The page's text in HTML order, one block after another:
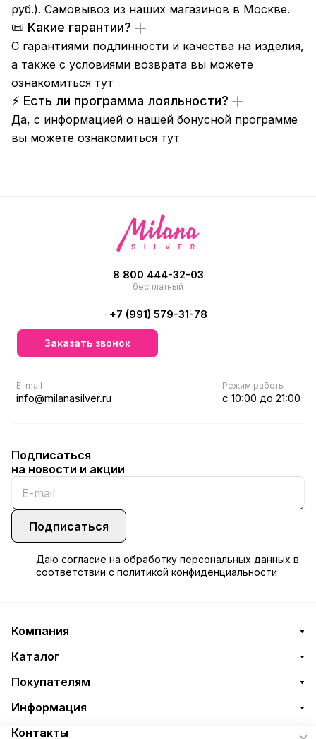
руб.). Самовывоз из наших магазинов в Москве.
📜 Какие гарантии?
С гарантиями подлинности и качества на изделия,
а также с условиями возврата вы можете
ознакомиться тут
⚡ Есть ли программа лояльности?
Да, с информацией о нашей бонусной программе
вы можете ознакомиться тут
8 800 444-32-03
бесплатный
+7 (991) 579-31-78
Заказать звонок
E-mail
info@milanasilver.ru
Режим работы
с 10:00 до 21:00
Подписаться
на новости и акции
Подписаться
Даю согласие на обработку персональных данных в
соответствии с политикой конфиденциальности
Компания
Каталог
Покупателям
Информация
Контакты